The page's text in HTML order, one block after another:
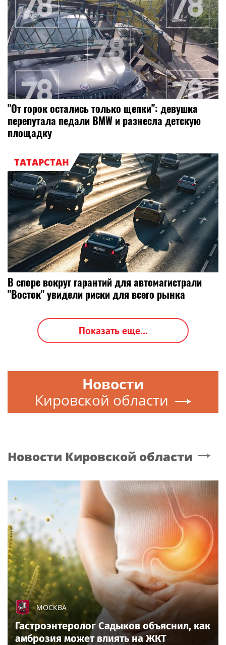
"От горок остались только щепки": девушка
перепутала педали BMW и разнесла детскую
площадку
ТАТАРСТАН
В споре вокруг гарантий для автомагистрали
"Восток" увидели риски для всего рынка
Показать еще...
Новости
Кировской области
Новости Кировской области
МОСКВА
Гастроэнтеролог Садыков объяснил, как
амброзия может влиять на ЖКТ